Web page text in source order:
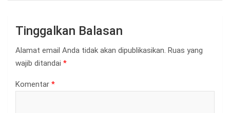
Tinggalkan Balasan
Alamat email Anda tidak akan dipublikasikan. Ruas yang
wajib ditandai *
Komentar *